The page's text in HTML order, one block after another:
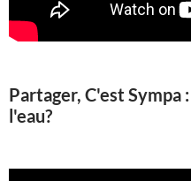
Partager, C'est Sympa
l'eau?